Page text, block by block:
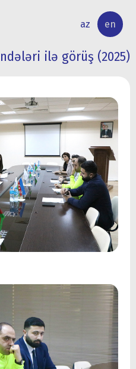
az en
ilə görüş (2025)